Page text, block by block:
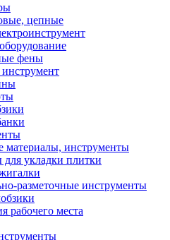
цепные
фены
материалы, инструменты
для укладки плитки
разметочные инструменты
рабочего места